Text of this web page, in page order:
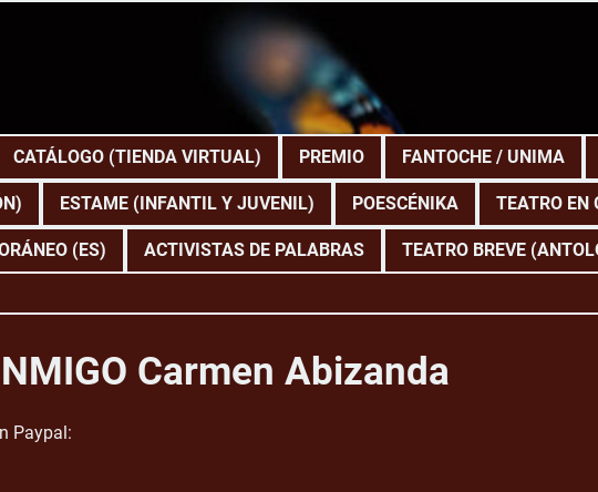
CATÁLOGO (TIENDA VIRTUAL) PREMIO FANTOCHE / UNIMA
ESTAME (INFANTIL Y JUVENIL) POESCÉNIKA TEATRO EN
(ES) ACTIVISTAS DE PALABRAS TEATRO BREVE
Carmen Abizanda
Paypal: